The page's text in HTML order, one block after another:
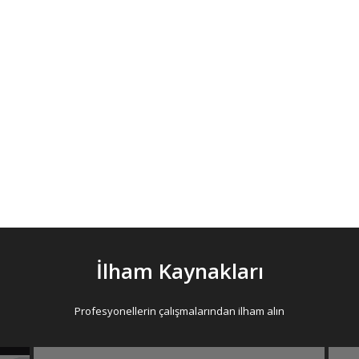
İlham Kaynakları
Profesyonellerin çalışmalarından ilham alın